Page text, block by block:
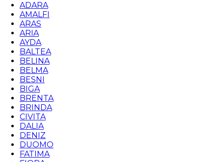
ADARA
AMALFI
ARAS
ARIA
AYDA
BALTEA
BELINA
BELMA
BESNI
BIGA
BRENTA
BRINDA
CIVITA
DALIA
DENIZ
DUOMO
FATIMA